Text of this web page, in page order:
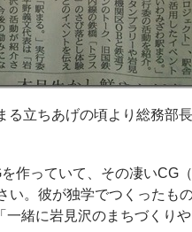
る立ちあげの頃より総務部
作っていて、その凄いCG（
い。彼が独学でつくったも
一緒に岩見沢のまちづくり